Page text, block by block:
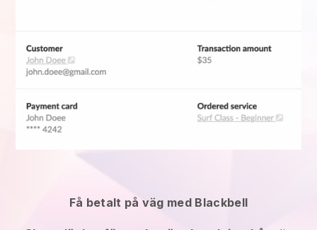
Få betalt på väg med Blackbell